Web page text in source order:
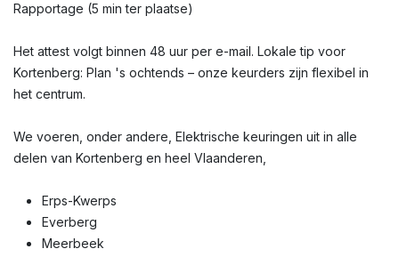
Rapportage (5 min ter plaatse)
Het attest volgt binnen 48 uur per e-mail. Lokale tip voor
Kortenberg: Plan 's ochtends – onze keurders zijn flexibel in
het centrum.
We voeren, onder andere, Elektrische keuringen uit in alle
delen van Kortenberg en heel Vlaanderen,
Erps-Kwerps
Everberg
Meerbeek​